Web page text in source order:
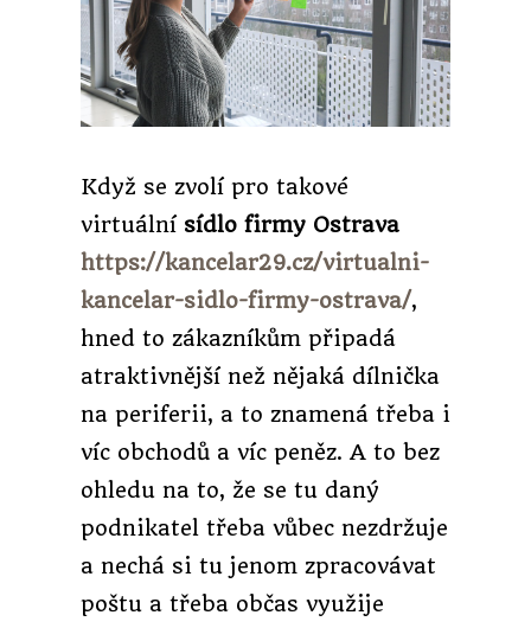
Když se zvolí pro takové
virtuální sídlo firmy Ostrava
https://kancelar29.cz/virtualni-
kancelar-sidlo-firmy-ostrava/,
hned to zákazníkům připadá
atraktivnější než nějaká dílnička
na periferii, a to znamená třeba i
víc obchodů a víc peněz. A to bez
ohledu na to, že se tu daný
podnikatel třeba vůbec nezdržuje
a nechá si tu jenom zpracovávat
poštu a třeba občas využije